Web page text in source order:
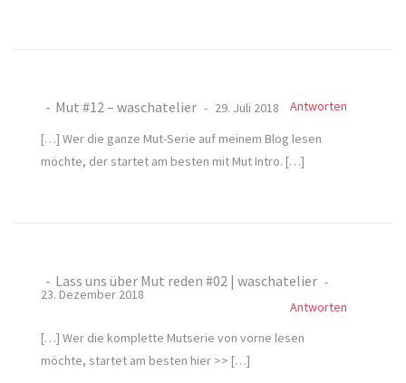
Mut #12 – waschatelier 29. Juli 2018
Antworten
[…] Wer die ganze Mut-Serie auf meinem Blog lesen
möchte, der startet am besten mit Mut Intro. […]
Lass uns über Mut reden #02 | waschatelier
23. Dezember 2018
Antworten
[…] Wer die komplette Mutserie von vorne lesen
möchte, startet am besten hier >> […]